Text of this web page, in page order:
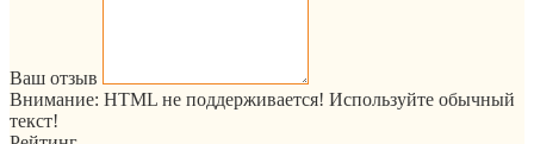
Ваш отзыв
Внимание: HTML не поддерживается! Используйте обычный
текст!